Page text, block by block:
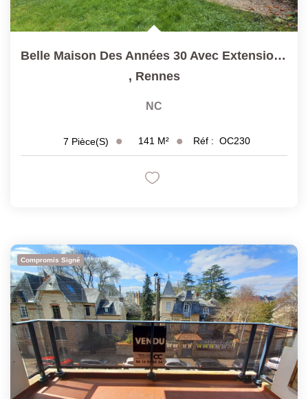
Belle Maison Des Années 30 Avec Extension T7 141 M² ...
, Rennes
NC
7 Pièce(s) 141 M² Réf : OC230
Compromis Signé